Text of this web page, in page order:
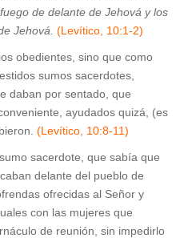
de delante de Jehová y los
Jehová. (Levítico, 10:1-2)
obedientes, sino que como
sumos sacerdotes,
daban por sentado, que
ayudados quizá, (es
(Levítico, 10:8-11)
sacerdote, que sabía que
delante del pueblo de
ofrecidas al Señor y
con las mujeres que
de reunión, sin impedirlo